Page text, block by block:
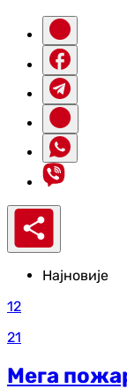
Најновије
12
21
Мега